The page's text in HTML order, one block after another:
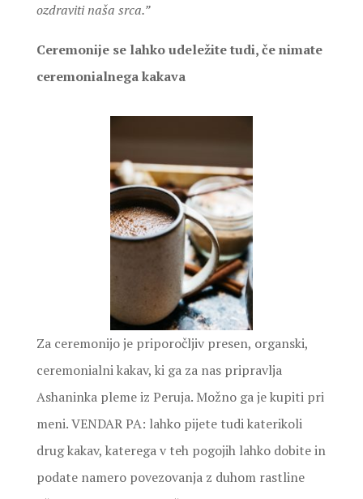
ozdraviti naša srca.”
Ceremonije se lahko udeležite tudi, če nimate
ceremonialnega kakava
Za ceremonijo je priporočljiv presen, organski,
ceremonialni kakav, ki ga za nas pripravlja
Ashaninka pleme iz Peruja. Možno ga je kupiti pri
meni. VENDAR PA: lahko pijete tudi katerikoli
drug kakav, katerega v teh pogojih lahko dobite in
podate namero povezovanja z duhom rastline